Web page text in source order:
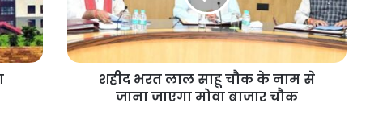
शहीद भरत लाल साहू चौक के नाम से
जाना जाएगा मोवा बाजार चौक